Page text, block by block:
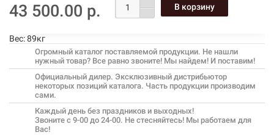
43 500.00 р.
Вес:89кг
Огромный каталог поставляемой продукции. Не нашли
нужный товар? Все равно звоните! Мы найдем! И поставим!
Официальный дилер. Эксклюзивный дистрибьютор
некоторых позиций каталога. Часть продукции производим
сами.
Каждый день без праздников и выходных!
Звоните с 9-00 до 24-00. Не стесняйтесь! Мы работаем для
Вас!